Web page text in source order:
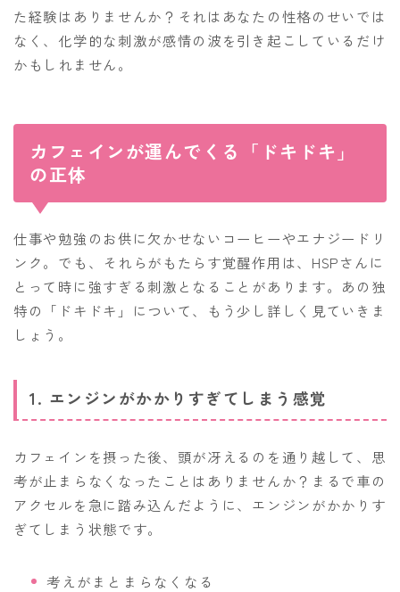
た経験はありませんか？それはあなたの性格のせいでは
なく、化学的な刺激が感情の波を引き起こしているだけ
かもしれません。
カフェインが運んでくる「ドキドキ」
の正体
仕事や勉強のお供に欠かせないコーヒーやエナジードリ
ンク。でも、それらがもたらす覚醒作用は、HSPさんに
とって時に強すぎる刺激となることがあります。あの独
特の「ドキドキ」について、もう少し詳しく見ていきま
しょう。
1. エンジンがかかりすぎてしまう感覚
カフェインを摂った後、頭が冴えるのを通り越して、思
考が止まらなくなったことはありませんか？まるで車の
アクセルを急に踏み込んだように、エンジンがかかりす
ぎてしまう状態です。
考えがまとまらなくなる